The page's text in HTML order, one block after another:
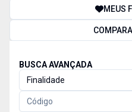
MEUS
BUSCA AVANÇADA
Finalidade